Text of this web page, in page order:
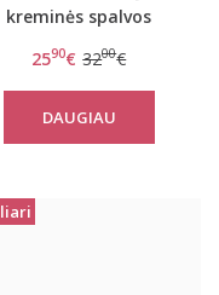
kreminės spalvos
chalatas SURI
2590€ 3200€
DAUGIAU